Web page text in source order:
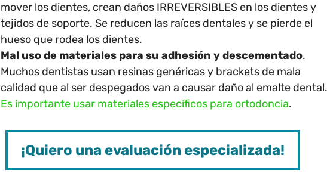
mover los dientes, crean daños IRREVERSIBLES en los dientes y
tejidos de soporte. Se reducen las raíces dentales y se pierde el
hueso que rodea los dientes.
Mal uso de materiales para su adhesión y descementado.
Muchos dentistas usan resinas genéricas y brackets de mala
calidad que al ser despegados van a causar daño al emalte dental.
Es importante usar materiales específicos para ortodoncia.
¡Quiero una evaluación especializada!